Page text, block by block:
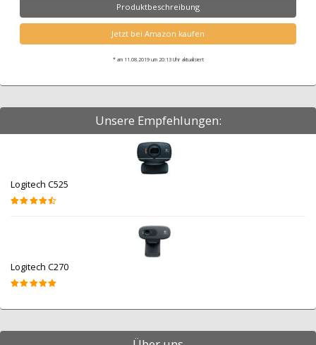
Produktbeschreibung
Jetzt bei Amazon kaufen
* am 11.08.2019 um 20:13 Uhr aktualisiert
Unsere Empfehlungen:
Logitech C525
Logitech C270